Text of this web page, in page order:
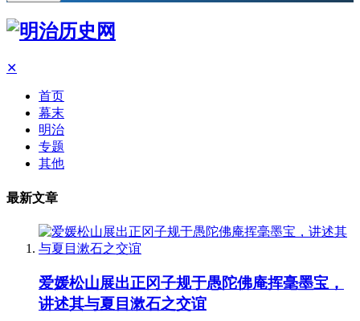
✕
首页
幕末
明治
专题
其他
最新文章
爱媛松山展出正冈子规于愚陀佛庵挥毫墨宝，
讲述其与夏目漱石之交谊